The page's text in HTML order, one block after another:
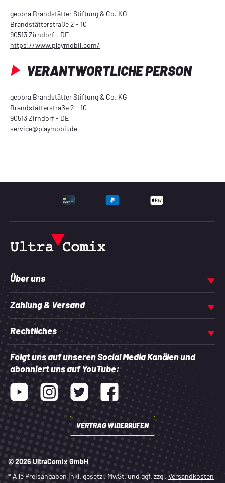
geobra Brandstätter Stiftung & Co. KG
Brandstätterstraße 2 - 10
90513 Zirndorf - DE
https://www.playmobil.com/
VERANTWORTLICHE PERSON
geobra Brandstätter Stiftung & Co. KG
Brandstätterstraße 2 - 10
90513 Zirndorf - DE
service@playmobil.de
UNTERSTÜTZTE
Über uns
Zahlung & Versand
Rechtliches
Folgt uns auf unseren Social Media Kanälen und
abonniert uns auf YouTube:
Youtube InstagramTwitter Facebook
VERTRAG WIDERRUFEN
© 2026 UltraComix GmbH
* Alle Preisangaben inkl. gesetzl. MwSt. und ggf. zzgl. Versandkosten